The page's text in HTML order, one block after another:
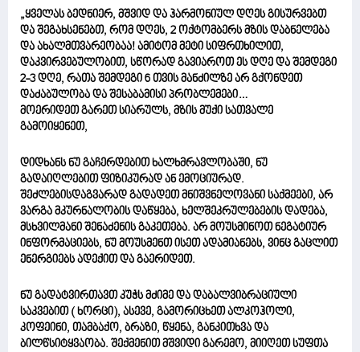
„ყველას ბედნიერ, მშვიდ და ჰარმონიულ დღეს გისურვებთ
და შეგახსენებთ, რომ დღეს, 2 ოქტომბერს მზის დაბნელება
და ახალმთვარეობაა! ამიტომ მეტი სიფრთხილით,
დაკვირვებულობით, სწორად გავიაროთ ეს დღე და შემდეგი
2-3 დღე, რათა შემდეგი 6 თვის მანძილზე არ გქონდეთ
დაძაბულობა და შესაბამისი პრობლემები…
მოერიდეთ გარეთ სიარულს, მზის მუქი სათვალე
გამოიყენეთ,
დიდხანს ნუ გაჩერდებით ხალხმრავლობაში, ნუ
გადაიღლებით ფიზიკურად ან ემოციურად.
შეძლებისდაგვარად გადადეთ მნიშვნელოვანი საქმეები, არ
ვარგა მკურნალობის დაწყება, ხელშეკრულებების დადება,
მსხვილმანი შენაძენის გაკეთება. არ მოუსმინოთ ნეგატიურ
ინფორმაციებს, ნუ მოუსმენთ ისეთ ადამიანებს, ვინც გაცლით
ენერგიებს ადექით და გაერიდეთ.
ნუ გადატვირთავთ კუჭს მძიმე და დაბალვიბრაციული
საკვებით ( ხორცი), ასევე, გამორიცხეთ ალკოჰოლი,
კოფეინი, თამბაქო, ბრაზი, წყენა, განკითხვა და
ბილწსიტყვაობა. შექმენით მშვიდი გარემო, მიიღეთ სუფთა